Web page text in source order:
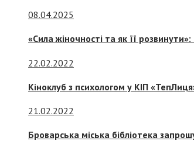
08.04.2025
«Сила жіночності та як її
22.02.2022
Кіноклуб з психологом у КІП
21.02.2022
Броварська міська бібліотека